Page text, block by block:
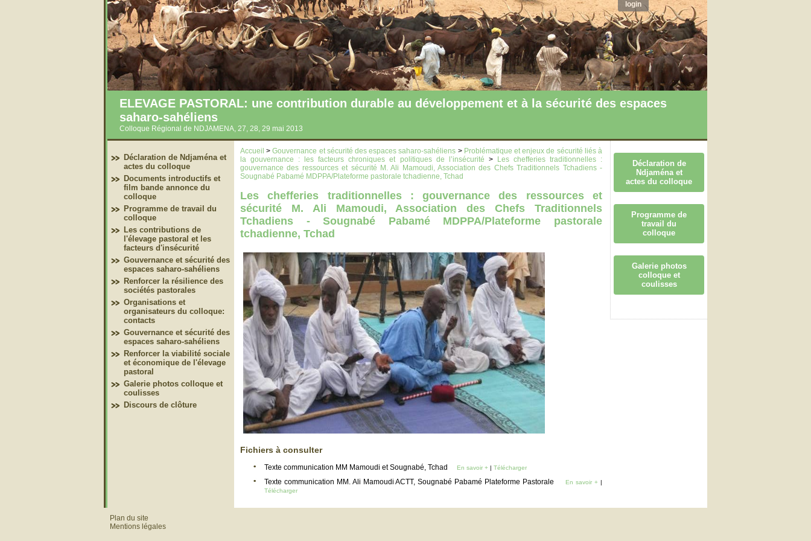
ELEVAGE PASTORAL: une contribution durable au développement et à la sécurité des espaces
saharo-sahéliens
Colloque Régional de NDJAMENA, 27, 28, 29 mai 2013
Déclaration de Ndjaména et
actes du colloque
Documents introductifs et
film bande annonce du
colloque
Programme de travail du
colloque
Les contributions de
l'élevage pastoral et les
facteurs d'insécurité
Gouvernance et sécurité des
espaces saharo-sahéliens
Renforcer la résilience des
sociétés pastorales
Organisations et
organisateurs du colloque:
contacts
Gouvernance et sécurité des
espaces saharo-sahéliens
Renforcer la viabilité sociale
et économique de l'élevage
pastoral
Galerie photos colloque et
coulisses
Discours de clôture
Accueil >Gouvernance et sécurité des espaces saharo-sahéliens > Problématique et enjeux de sécurité liés à
la gouvernance : les facteurs chroniques et politiques de l’insécurité >
Les chefferies traditionnelles :
gouvernance des ressources et sécurité M. Ali Mamoudi, Association des Chefs Traditionnels Tchadiens -
Sougnabé Pabamé MDPPA/Plateforme pastorale tchadienne, Tchad
Les chefferies traditionnelles : gouvernance des ressources et
sécurité M. Ali Mamoudi, Association des Chefs Traditionnels
Tchadiens - Sougnabé Pabamé MDPPA/Plateforme pastorale
tchadienne, Tchad
Fichiers à consulter
Texte communication MM Mamoudi et Sougnabé, Tchad En savoir + | Télécharger
Texte communication MM. Ali Mamoudi ACTT, Sougnabé Pabamé Plateforme Pastorale En savoir + |
Télécharger
Déclaration de
Ndjaména et
actes du colloque
Programme de
travail du
colloque
Galerie photos
colloque et
coulisses
Plan du site
Mentions légales
login